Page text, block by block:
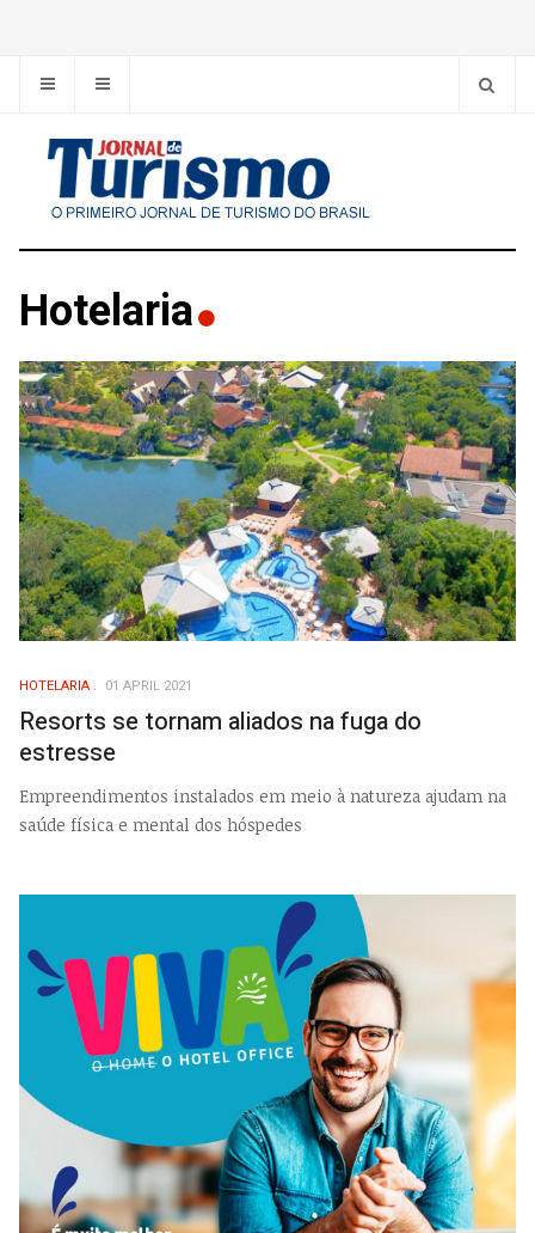
Hotelaria
HOTELARIA 01 APRIL 2021
Resorts se tornam aliados na fuga do
estresse
Empreendimentos instalados em meio à natureza ajudam na
saúde física e mental dos hóspedes